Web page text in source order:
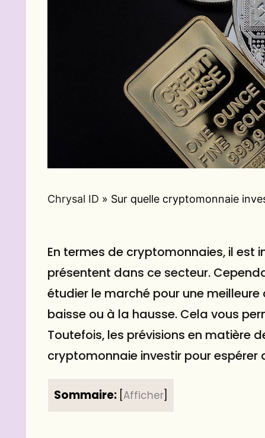
Chrysal ID » Sur quelle cryptomonnaie
En termes de cryptomonnaies, il est
présentent dans ce secteur.
étudier le marché pour une
baisse ou à la hausse. Cela vous
Toutefois, les prévisions en matière
cryptomonnaie investir pour espérer
Sommaire: Afficher